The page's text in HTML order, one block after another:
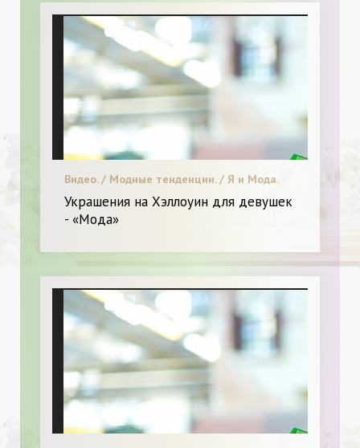
Видео. / Модные тенденции. / Я и Мода.
Украшения на Хэллоуин для девушек
- «Мода»